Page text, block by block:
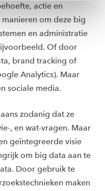
via
actie en
om deze big
en administratie
Of door
brand tracking of
Analytics). Maar
sociale media.
zodanig dat ze
, en wat-vragen. Maar
geïntegreerde visie
om big data aan te
Door gebruik te
maken